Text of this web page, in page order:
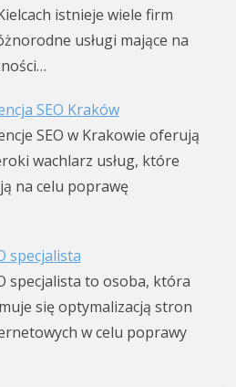
istnieje wiele firm
usługi mające na
SEO Kraków
SEO w Krakowie oferują
wachlarz usług, które
na celu poprawę
specjalista
specjalista to osoba, która
się optymalizacją stron
w celu poprawy